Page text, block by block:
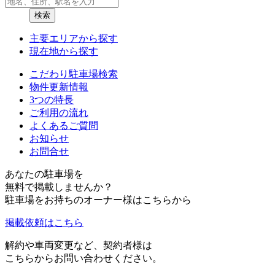
検索
主要エリアから探す
現在地から探す
こだわり駐車場検索
物件更新情報
3つの特長
ご利用の流れ
よくあるご質問
お知らせ
お問合せ
あなたの駐車場を
無料で掲載しませんか？
駐車場をお持ちのオーナー様はこちらから
掲載依頼はこちら
解約や車両変更など、契約者様は
こちらからお問い合わせください。